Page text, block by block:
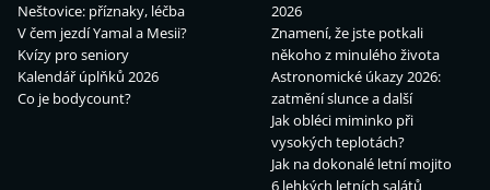
Neštovice: příznaky, léčba
V čem jezdí Yamal a Mesii?
Kvízy pro seniory
Kalendář úplňků 2026
Co je bodycount?
2026
Znamení, že jste potkali
někoho z minulého života
Astronomické úkazy 2026:
zatmění slunce a další
Jak obléci miminko při
vysokých teplotách?
Jak na dokonalé letní mojito
6 lehkých letních salátů